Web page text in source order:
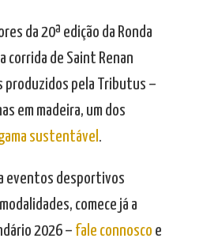
da 20ª edição da Ronda
corrida de Saint Renan
produzidos pela Tributus –
em madeira, um dos
sustentável .
eventos desportivos
comece já a
2026 – fale connosco e